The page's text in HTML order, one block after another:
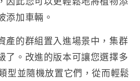
添加車輛。
產的群組置入進場景中，集群
了。改進的版本可讓您選擇多
型並隨機放置它們，從而輕鬆